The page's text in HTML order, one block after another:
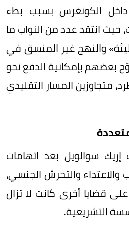
داخل الكونغرس بسبب بطء
حيث انتقد عدد من النواب ما
والنهج غير المنسق في
بعضهم بإمكانية الدفع نحو
متجاوزين المسار التقليدي
إريك سوالويل بعد اتهامات
والتحرش الجنسي،
قضايا أخرى كانت لا تزال
التشريعية.